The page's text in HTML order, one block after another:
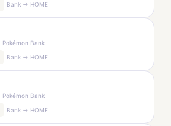
Bank → HOME
Pokémon Bank
Bank → HOME
Pokémon Bank
Bank → HOME